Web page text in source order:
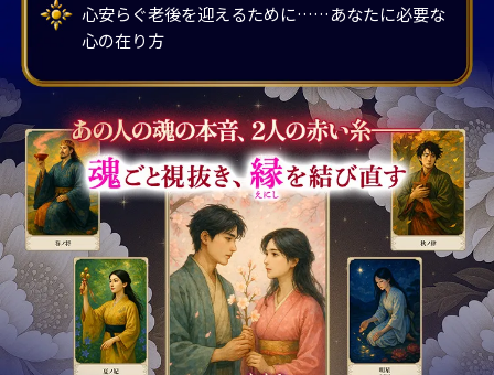
心安らぐ老後を迎えるために……あなたに必要な
心の在り方